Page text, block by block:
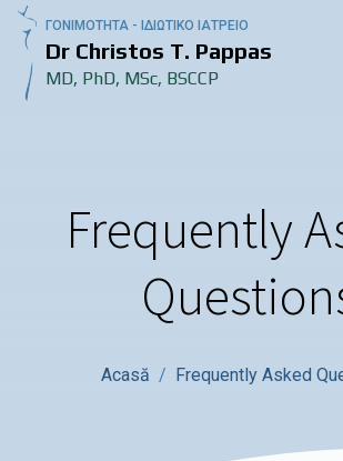
ΓΟΝΙΜΟΤΗΤΑ - ΙΔΙΩΤΙΚΟ ΙΑΤΡΕΙΟ
Dr Christos T. Pappas
MD, PhD, MSc, BSCCP
Frequently
Acasă Frequently Asked